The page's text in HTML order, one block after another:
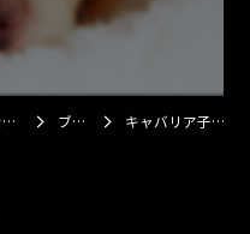
愛知県知多郡の北浦浩ブリーダーならK&H Dog Garden ブログ キャバリア子犬販売中